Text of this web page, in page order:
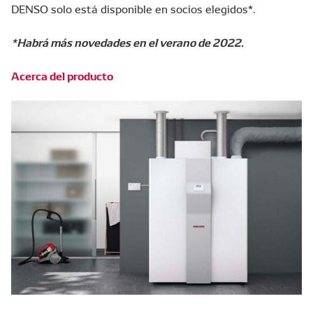
DENSO solo está disponible en socios elegidos*.
*Habrá más novedades en el verano de 2022.
Acerca del producto